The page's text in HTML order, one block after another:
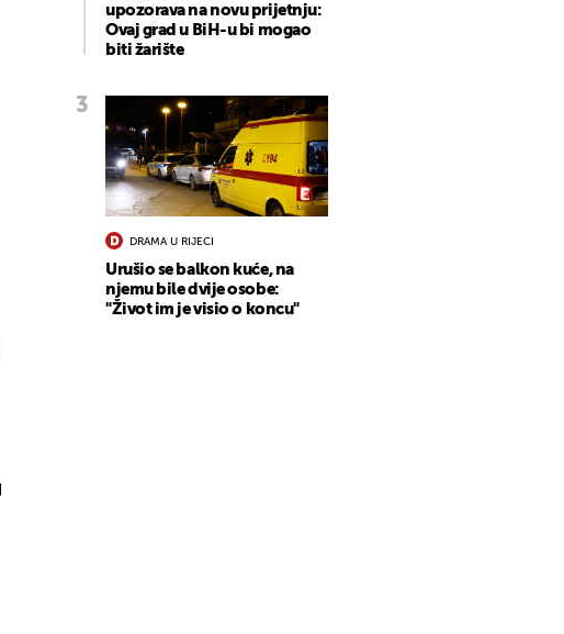
upozorava na novu prijetnju:
Ovaj grad u BiH-u bi mogao
biti žarište
DRAMA U RIJECI
Urušio se balkon kuće, na
njemu bile dvije osobe:
"Život im je visio o koncu"